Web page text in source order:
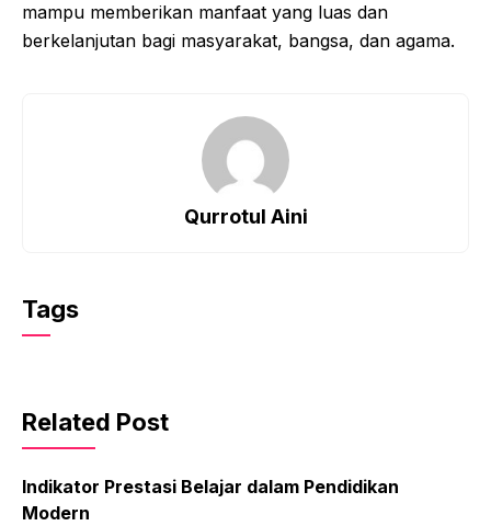
mampu memberikan manfaat yang luas dan
berkelanjutan bagi masyarakat, bangsa, dan agama.
Qurrotul Aini
Tags
Related Post
Indikator Prestasi Belajar dalam Pendidikan
Modern